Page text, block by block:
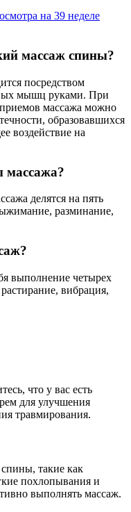
на 39 неделе
массаж спины?
посредством
мышц руками. При
массажа можно
образовавшихся
воздействие на
массажа?
делятся на пять
разминание,
выполнение четырех
вибрация,
что у вас есть
для улучшения
травмирования.
такие как
похлопывания и
выполнять массаж.